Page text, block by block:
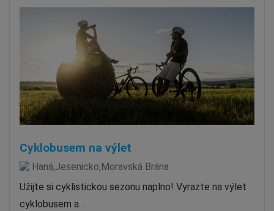
Cyklobusem na výlet
Haná,Jesenicko,Moravská Brána
Užijte si cyklistickou sezonu naplno! Vyrazte na výlet
cyklobusem a…